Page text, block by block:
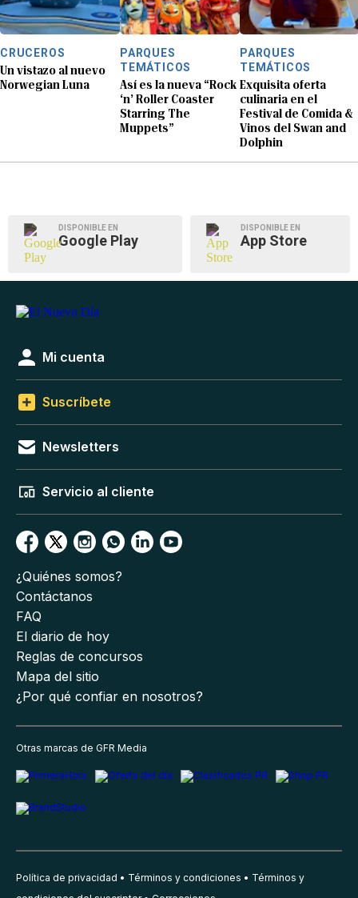
CRUCEROS
Un vistazo al nuevo
Norwegian Luna
PARQUES
TEMÁTICOS
Así es la nueva “Rock
‘n’ Roller Coaster
Starring The
Muppets”
PARQUES
TEMÁTICOS
Exquisita oferta
culinaria en el
Festival de Comida &
Vinos del Swan and
Dolphin
DISPONIBLE EN
Google Play
DISPONIBLE EN
App Store
Mi cuenta
Suscríbete
Newsletters
Servicio al cliente
¿Quiénes somos?
Contáctanos
FAQ
El diario de hoy
Reglas de concursos
Mapa del sitio
¿Por qué confiar en nosotros?
Otras marcas de GFR Media
Política de privacidad Términos y condiciones
Términos y